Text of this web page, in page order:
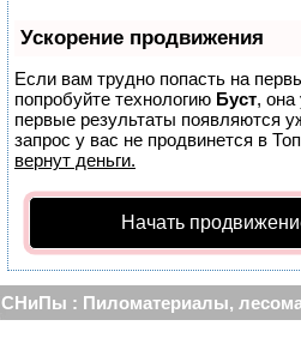
Ускорение продвижения
Если вам трудно попасть на
попробуйте технологию Буст, она
первые результаты появляются
запрос у вас не продвинется в
вернут деньги.
Начать
СНиПы : Пиломатериалы,